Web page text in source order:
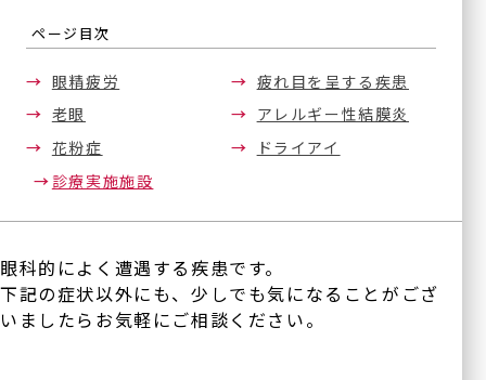
ページ目次
眼精疲労
疲れ目を呈する疾患
老眼
アレルギー性結膜炎
花粉症
ドライアイ
診療実施施設
眼科的によく遭遇する疾患です。
下記の症状以外にも、少しでも気になることがござ
いましたらお気軽にご相談ください。